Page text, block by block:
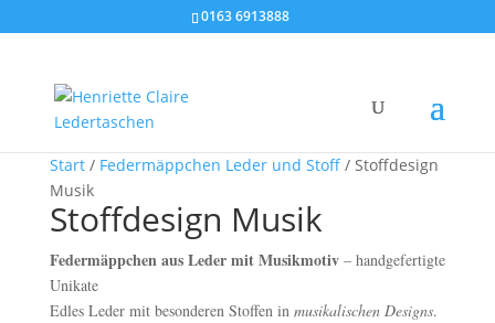
0163 6913888
Start/ Federmäppchen Leder und Stoff/ Stoffdesign
Musik
Stoffdesign Musik
Federmäppchen aus Leder mit Musikmotiv– handgefertigte
Unikate
Edles Leder mit besonderen Stoffen in musikalischen Designs.